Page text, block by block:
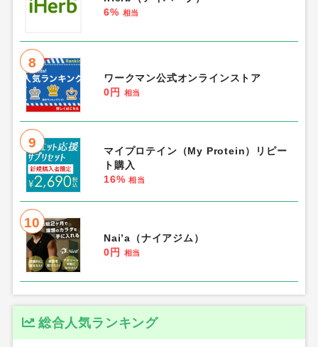
6% 相当
8
ワークマン公式オンラインストア
0円
相当
9
マイプロテイン（My Protein）リピー
ト購入
16% 相当
10
Nai’a（ナイアジム）
0円
相当
総合人気ランキング